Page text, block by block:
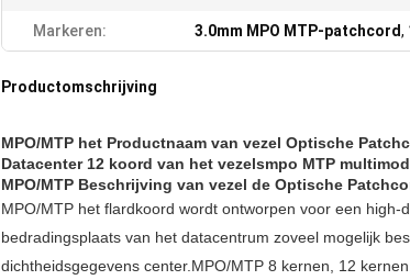
Markeren: 3.0mm MPO MTP-patchcord,
Productomschrijving
MPO/MTP het Productnaam van vezel Optische
Datacenter 12 koord van het vezelsmpo MTP
MPO/MTP Beschrijving van vezel de Optische
MPO/MTP het flardkoord wordt ontworpen voor een
bedradingsplaats van het datacentrum zoveel mogelijk
dichtheidsgegevens center.MPO/MTP 8 kernen, 12